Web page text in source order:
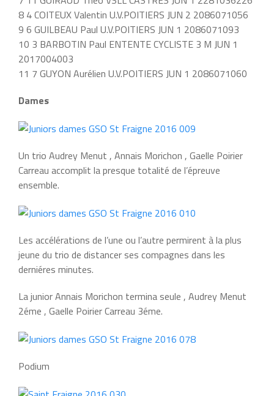
8 4 COITEUX Valentin U.V.POITIERS JUN 2 2086071056
9 6 GUILBEAU Paul U.V.POITIERS JUN 1 2086071093
10 3 BARBOTIN Paul ENTENTE CYCLISTE 3 M JUN 1
2017004003
11 7 GUYON Aurélien U.V.POITIERS JUN 1 2086071060
Dames
Un trio Audrey Menut , Annais Morichon , Gaelle Poirier
Carreau accomplit la presque totalité de l’épreuve
ensemble.
Les accélérations de l’une ou l’autre permirent à la plus
jeune du trio de distancer ses compagnes dans les
derniéres minutes.
La junior Annais Morichon termina seule , Audrey Menut
2éme , Gaelle Poirier Carreau 3éme.
Podium